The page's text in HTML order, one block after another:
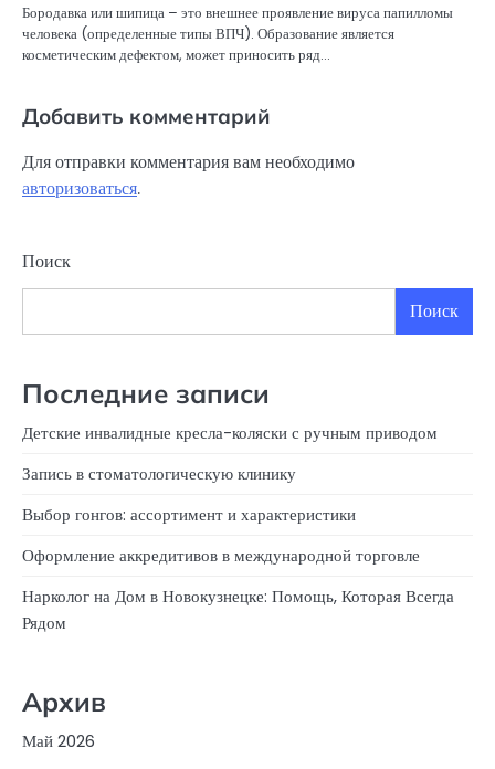
Бородавка или шипица – это внешнее проявление вируса папилломы
человека (определенные типы ВПЧ). Образование является
косметическим дефектом, может приносить ряд…
Добавить комментарий
Для отправки комментария вам необходимо
авторизоваться.
Поиск
Поиск
Последние записи
Детские инвалидные кресла-коляски с ручным приводом
Запись в стоматологическую клинику
Выбор гонгов: ассортимент и характеристики
Оформление аккредитивов в международной торговле
Нарколог на Дом в Новокузнецке: Помощь, Которая Всегда
Рядом
Архив
Май 2026